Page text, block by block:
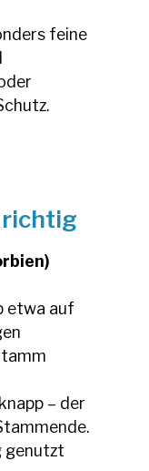
feine
richtig
etwa auf
– der
genutzt